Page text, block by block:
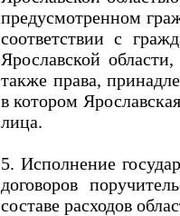
предусмотренном
соответствии с
Ярославской
также права,
в котором
лица.
5. Исполнение
договоров
составе расходов